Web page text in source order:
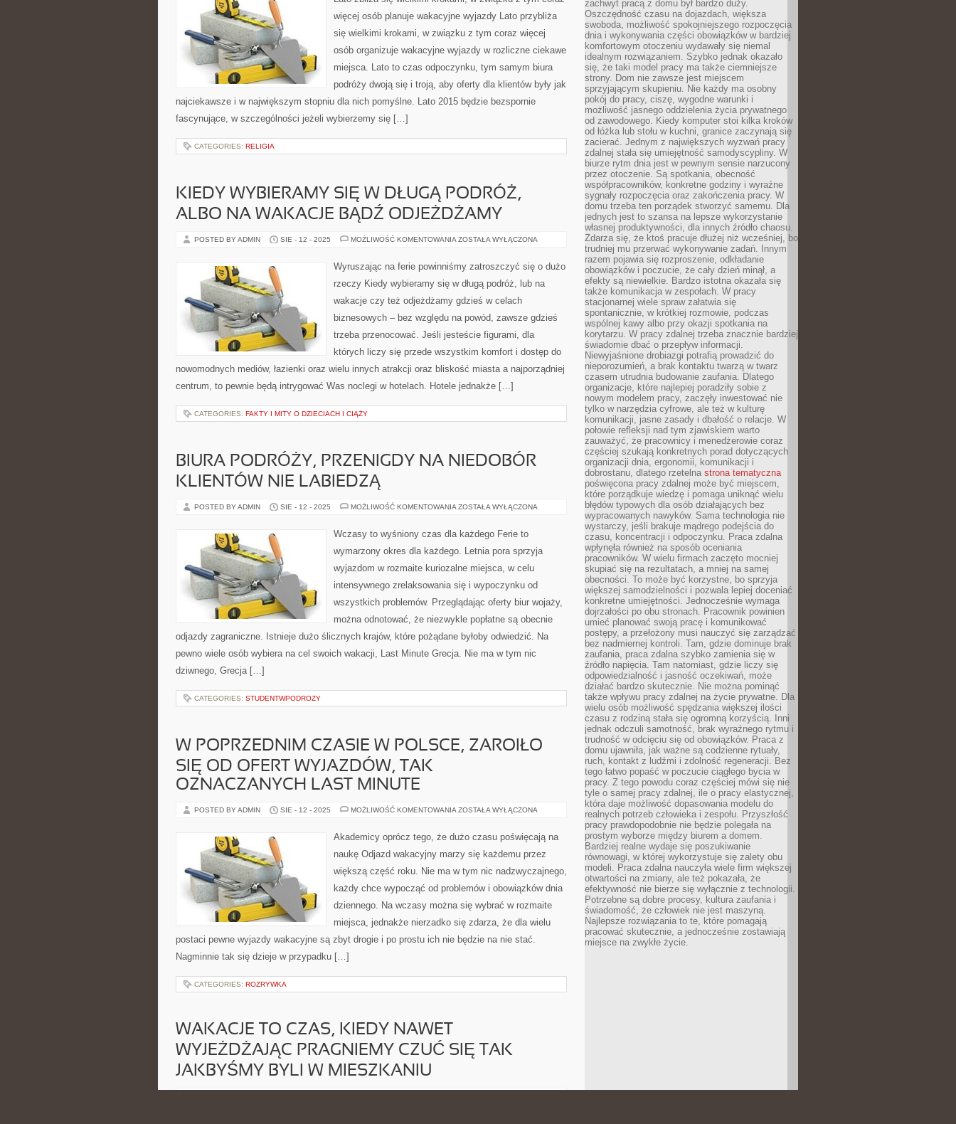
NA
WOLNE,
BY
ONE
JAK
NAJBARDZIEJ
więcej osób planuje wakacyjne wyjazdy Lato przybliża
się wielkimi krokami, w związku z tym coraz więcej
osób organizuje wakacyjne wyjazdy w rozliczne ciekawe
miejsca. Lato to czas odpoczynku, tym samym biura
podróży dwoją się i troją, aby oferty dla klientów były jak
najciekawsze i w największym stopniu dla nich pomyślne. Lato 2015 będzie bezspornie
fascynujące, w szczególności jeżeli wybierzemy się […]
CATEGORIES: RELIGIA
KIEDY WYBIERAMY SIĘ W DŁUGĄ PODRÓŻ,
ALBO NA WAKACJE BĄDŹ ODJEŻDŻAMY
POSTED BY ADMIN SIE - 12 - 2025 MOŻLIWOŚĆ KOMENTOWANIA KIEDY
DŁUGĄ
ALBO
WAKACJE
ODJEŻDŻAMY
ZOSTAŁA WYŁĄCZONA
Wyruszając na ferie powinniśmy zatroszczyć się o dużo
rzeczy Kiedy wybieramy się w długą podróż, lub na
wakacje czy też odjeżdżamy gdzieś w celach
biznesowych – bez względu na powód, zawsze gdzieś
trzeba przenocować. Jeśli jesteście figurami, dla
których liczy się przede wszystkim komfort i dostęp do
nowomodnych mediów, łazienki oraz wielu innych atrakcji oraz bliskość miasta a najporządniej
centrum, to pewnie będą intrygować Was noclegi w hotelach. Hotele jednakże […]
CATEGORIES: FAKTY I MITY O DZIECIACH I CIĄŻY
BIURA PODRÓŻY, PRZENIGDY NA NIEDOBÓR
KLIENTÓW NIE LABIEDZĄ
POSTED BY ADMIN SIE - 12 - 2025 MOŻLIWOŚĆ KOMENTOWANIA BIURA
NA
NIEDOBÓR
NIE
ZOSTAŁA WYŁĄCZONA
Wczasy to wyśniony czas dla każdego Ferie to
wymarzony okres dla każdego. Letnia pora sprzyja
wyjazdom w rozmaite kuriozalne miejsca, w celu
intensywnego zrelaksowania się i wypoczynku od
wszystkich problemów. Przeglądając oferty biur wojaży,
można odnotować, że niezwykle popłatne są obecnie
odjazdy zagraniczne. Istnieje dużo ślicznych krajów, które pożądane byłoby odwiedzić. Na
pewno wiele osób wybiera na cel swoich wakacji, Last Minute Grecja. Nie ma w tym nic
dziwnego, Grecja […]
CATEGORIES: STUDENTWPODROZY
W POPRZEDNIM CZASIE W POLSCE, ZAROIŁO
SIĘ OD OFERT WYJAZDÓW, TAK
OZNACZANYCH LAST MINUTE
POSTED BY ADMIN SIE - 12 - 2025 MOŻLIWOŚĆ KOMENTOWANIA W
W
POLSCE,
SIĘ
OFERT
TAK
LAST
MINUTE
ZOSTAŁA WYŁĄCZONA
Akademicy oprócz tego, że dużo czasu poświęcają na
naukę Odjazd wakacyjny marzy się każdemu przez
większą część roku. Nie ma w tym nic nadzwyczajnego,
każdy chce wypocząć od problemów i obowiązków dnia
dziennego. Na wczasy można się wybrać w rozmaite
miejsca, jednakże nierzadko się zdarza, że dla wielu
postaci pewne wyjazdy wakacyjne są zbyt drogie i po prostu ich nie będzie na nie stać.
Nagminnie tak się dzieje w przypadku […]
CATEGORIES: ROZRYWKA
WAKACJE TO CZAS, KIEDY NAWET
WYJEŻDŻAJĄC PRAGNIEMY CZUĆ SIĘ TAK
JAKBYŚMY BYLI W MIESZKANIU
zachwyt pracą z domu był bardzo duży.
Oszczędność czasu na dojazdach, większa
swoboda, możliwość spokojniejszego rozpoczęcia
dnia i wykonywania części obowiązków w bardziej
komfortowym otoczeniu wydawały się niemal
idealnym rozwiązaniem. Szybko jednak okazało
się, że taki model pracy ma także ciemniejsze
strony. Dom nie zawsze jest miejscem
sprzyjającym skupieniu. Nie każdy ma osobny
pokój do pracy, ciszę, wygodne warunki i
możliwość jasnego oddzielenia życia prywatnego
od zawodowego. Kiedy komputer stoi kilka kroków
od łóżka lub stołu w kuchni, granice zaczynają się
zacierać. Jednym z największych wyzwań pracy
zdalnej stała się umiejętność samodyscypliny. W
biurze rytm dnia jest w pewnym sensie narzucony
przez otoczenie. Są spotkania, obecność
współpracowników, konkretne godziny i wyraźne
sygnały rozpoczęcia oraz zakończenia pracy. W
domu trzeba ten porządek stworzyć samemu. Dla
jednych jest to szansa na lepsze wykorzystanie
własnej produktywności, dla innych źródło chaosu.
Zdarza się, że ktoś pracuje dłużej niż wcześniej, bo
trudniej mu przerwać wykonywanie zadań. Innym
razem pojawia się rozproszenie, odkładanie
obowiązków i poczucie, że cały dzień minął, a
efekty są niewielkie. Bardzo istotna okazała się
także komunikacja w zespołach. W pracy
stacjonarnej wiele spraw załatwia się
spontanicznie, w krótkiej rozmowie, podczas
wspólnej kawy albo przy okazji spotkania na
korytarzu. W pracy zdalnej trzeba znacznie bardziej
świadomie dbać o przepływ informacji.
Niewyjaśnione drobiazgi potrafią prowadzić do
nieporozumień, a brak kontaktu twarzą w twarz
czasem utrudnia budowanie zaufania. Dlatego
organizacje, które najlepiej poradziły sobie z
nowym modelem pracy, zaczęły inwestować nie
tylko w narzędzia cyfrowe, ale też w kulturę
komunikacji, jasne zasady i dbałość o relacje. W
połowie refleksji nad tym zjawiskiem warto
zauważyć, że pracownicy i menedżerowie coraz
częściej szukają konkretnych porad dotyczących
organizacji dnia, ergonomii, komunikacji i
dobrostanu, dlatego rzetelna strona tematyczna
poświęcona pracy zdalnej może być miejscem,
które porządkuje wiedzę i pomaga uniknąć wielu
błędów typowych dla osób działających bez
wypracowanych nawyków. Sama technologia nie
wystarczy, jeśli brakuje mądrego podejścia do
czasu, koncentracji i odpoczynku. Praca zdalna
wpłynęła również na sposób oceniania
pracowników. W wielu firmach zaczęto mocniej
skupiać się na rezultatach, a mniej na samej
obecności. To może być korzystne, bo sprzyja
większej samodzielności i pozwala lepiej doceniać
konkretne umiejętności. Jednocześnie wymaga
dojrzałości po obu stronach. Pracownik powinien
umieć planować swoją pracę i komunikować
postępy, a przełożony musi nauczyć się zarządzać
bez nadmiernej kontroli. Tam, gdzie dominuje brak
zaufania, praca zdalna szybko zamienia się w
źródło napięcia. Tam natomiast, gdzie liczy się
odpowiedzialność i jasność oczekiwań, może
działać bardzo skutecznie. Nie można pominąć
także wpływu pracy zdalnej na życie prywatne. Dla
wielu osób możliwość spędzania większej ilości
czasu z rodziną stała się ogromną korzyścią. Inni
jednak odczuli samotność, brak wyraźnego rytmu i
trudność w odcięciu się od obowiązków. Praca z
domu ujawniła, jak ważne są codzienne rytuały,
ruch, kontakt z ludźmi i zdolność regeneracji. Bez
tego łatwo popaść w poczucie ciągłego bycia w
pracy. Z tego powodu coraz częściej mówi się nie
tyle o samej pracy zdalnej, ile o pracy elastycznej,
która daje możliwość dopasowania modelu do
realnych potrzeb człowieka i zespołu. Przyszłość
pracy prawdopodobnie nie będzie polegała na
prostym wyborze między biurem a domem.
Bardziej realne wydaje się poszukiwanie
równowagi, w której wykorzystuje się zalety obu
modeli. Praca zdalna nauczyła wiele firm większej
otwartości na zmiany, ale też pokazała, że
efektywność nie bierze się wyłącznie z technologii.
Potrzebne są dobre procesy, kultura zaufania i
świadomość, że człowiek nie jest maszyną.
Najlepsze rozwiązania to te, które pomagają
pracować skutecznie, a jednocześnie zostawiają
miejsce na zwykłe życie.